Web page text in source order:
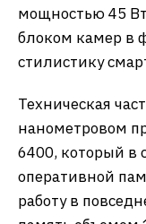
мощностью 45
блоком камер в
стилистику
Техническая
нанометровом
6400, который в
оперативной
работу в